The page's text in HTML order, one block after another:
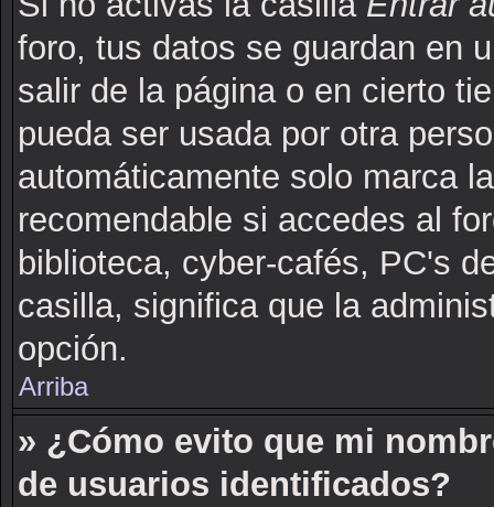
foro, tus datos se guardan en
salir de la página o en cierto
pueda ser usada por otra
automáticamente solo marca
recomendable si accedes al
biblioteca, cyber-cafés, PC's
casilla, significa que la
opción.
Arriba
» ¿Cómo evito que mi
de usuarios identificados?